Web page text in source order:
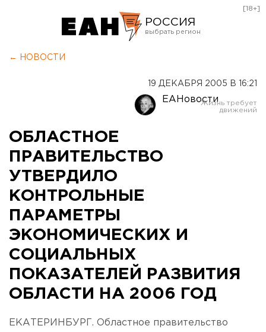
РОССИЯ
Оренбург
[18+]
← НОВОСТИ
19 ДЕКАБРЯ 2005 В 16:21
ЕАНовости
ОБЛАСТНОЕ
ПРАВИТЕЛЬСТВО
УТВЕРДИЛО
КОНТРОЛЬНЫЕ
ПАРАМЕТРЫ
ЭКОНОМИЧЕСКИХ И
СОЦИАЛЬНЫХ
ПОКАЗАТЕЛЕЙ РАЗВИТИЯ
ОБЛАСТИ НА 2006 ГОД
ЕКАТЕРИНБУРГ. Областное правительство